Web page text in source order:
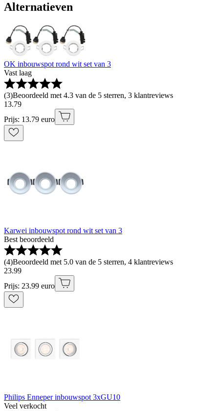
Alternatieven
OK inbouwspot rond wit set van 3
Vast laag
(3)Beoordeeld met 4.3 van de 5 sterren, 3 klantreviews
13.79
Prijs: 13.79 euro
Karwei inbouwspot rond wit set van 3
Best beoordeeld
(4)Beoordeeld met 5.0 van de 5 sterren, 4 klantreviews
23.99
Prijs: 23.99 euro
Philips Enneper inbouwspot 3xGU10
Veel verkocht